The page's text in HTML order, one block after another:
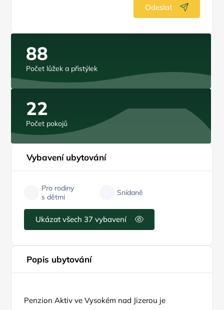
Odeslat
88
Počet lůžek a přistýlek
22
Počet pokojů
Vybavení ubytování
Pro rodiny
s dětmi
Snídaně
Ukázat všech 37 vybavení
Popis ubytování
Penzion Aktiv ve Vysokém nad Jizerou je